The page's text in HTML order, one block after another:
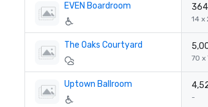
EVEN Boardroom
14 x
The Oaks Courtyard
70 x
Uptown Ballroom
-